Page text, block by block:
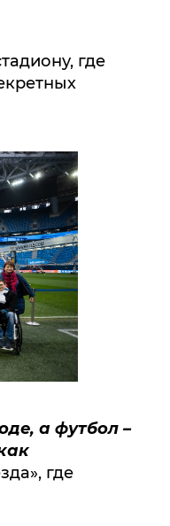
где
а футбол –
где